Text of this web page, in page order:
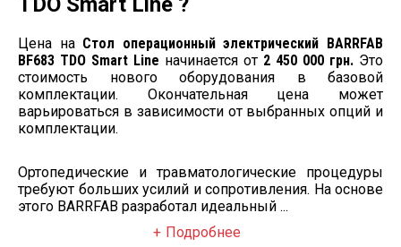
Цена на Стол операционный электрический BARRFAB
BF683 TDO Smart Line начинается от 2 450 000 грн. Это
стоимость нового оборудования в базовой
комплектации. Окончательная цена может
варьироваться в зависимости от выбранных опций и
комплектации.
Ортопедические и травматологические процедуры
требуют больших усилий и сопротивления. На основе
этого BARRFAB разработал идеальный ...
Подробнее